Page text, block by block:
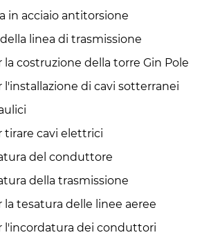
in acciaio antitorsione
linea di trasmissione
costruzione della torre Gin Pole
di cavi sotterranei
cavi elettrici
del conduttore
della trasmissione
tesatura delle linee aeree
l'incordatura dei conduttori